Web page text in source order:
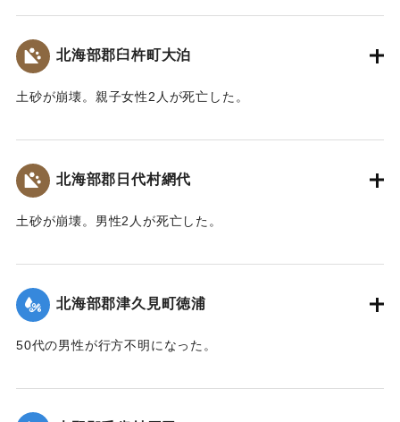
｜固有コード:
北海部郡臼杵町大泊
土砂が崩壊。親子女性2人が死亡した。
｜固有コード: 00481037
北海部郡日代村網代
土砂が崩壊。男性2人が死亡した。
｜固有コード: 00481038
北海部郡津久見町徳浦
50代の男性が行方不明になった。
｜固有コード:00481039